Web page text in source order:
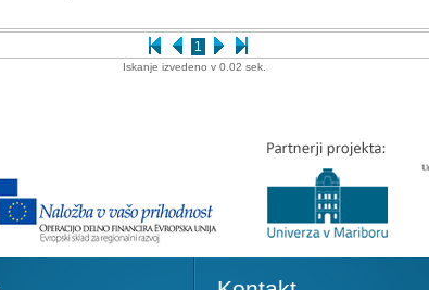
1
Iskanje izvedeno v 0.02 sek.